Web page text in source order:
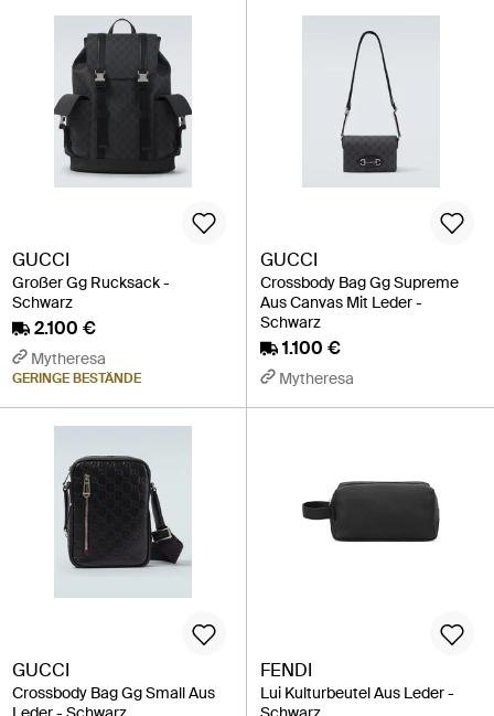
GUCCI
Großer Gg Rucksack -
Schwarz
2.100 €
Mytheresa
GERINGE BESTÄNDE
GUCCI
Crossbody Bag Gg Supreme
Aus Canvas Mit Leder -
Schwarz
1.100 €
Mytheresa
GUCCI
Crossbody Bag Gg Small Aus
FENDI
Lui Kulturbeutel Aus Leder -